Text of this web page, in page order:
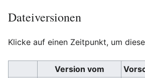
Dateiversionen
Klicke auf einen Zeitpunkt, um
Version vom